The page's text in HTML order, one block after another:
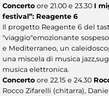
Concerto ore 21.00 e 23.30 I
festival”: Reagente 6
Il progetto Reagente 6 del
"viaggio"emozionante
e Mediterraneo, un
una miscela di musica
musica elettronica.
Concerto ore 22.15 e 24.30
Rocco Zifarelli (chitarra),